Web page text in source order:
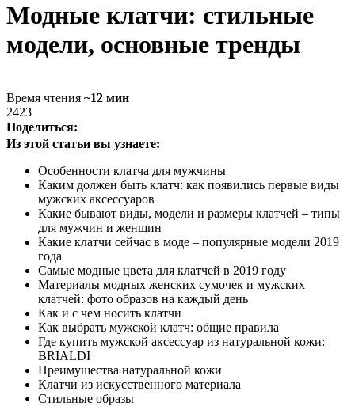
Модные клатчи: стильные
модели, основные тренды
Время чтения ~12 мин
2423
Поделиться:
Из этой статьи вы узнаете:
Особенности клатча для мужчины
Каким должен быть клатч: как появились первые виды
мужских аксессуаров
Какие бывают виды, модели и размеры клатчей – типы
для мужчин и женщин
Какие клатчи сейчас в моде – популярные модели 2019
года
Самые модные цвета для клатчей в 2019 году
Материалы модных женских сумочек и мужских
клатчей: фото образов на каждый день
Как и с чем носить клатчи
Как выбрать мужской клатч: общие правила
Где купить мужской аксессуар из натуральной кожи:
BRIALDI
Преимущества натуральной кожи
Клатчи из искусственного материала
Стильные образы